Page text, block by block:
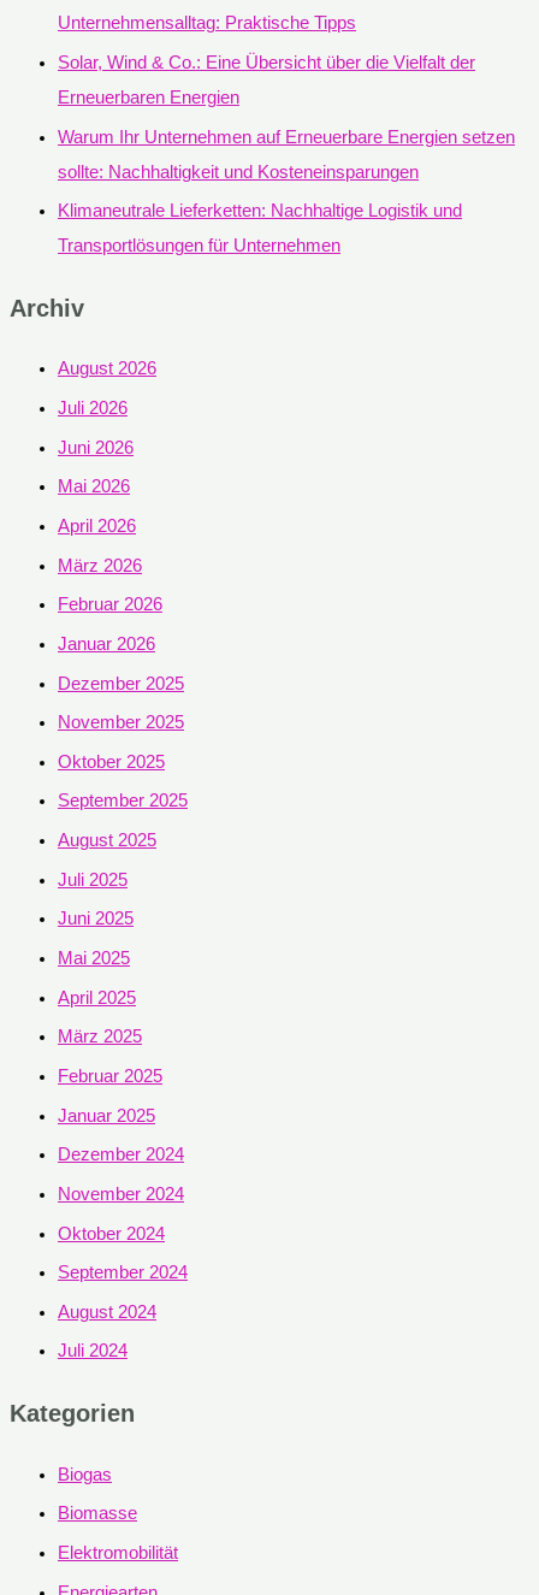
Unternehmensalltag: Praktische Tipps
Solar, Wind & Co.: Eine Übersicht über die Vielfalt der
Erneuerbaren Energien
Warum Ihr Unternehmen auf Erneuerbare Energien setzen
sollte: Nachhaltigkeit und Kosteneinsparungen
Klimaneutrale Lieferketten: Nachhaltige Logistik und
Transportlösungen für Unternehmen
Archiv
August 2026
Juli 2026
Juni 2026
Mai 2026
April 2026
März 2026
Februar 2026
Januar 2026
Dezember 2025
November 2025
Oktober 2025
September 2025
August 2025
Juli 2025
Juni 2025
Mai 2025
April 2025
März 2025
Februar 2025
Januar 2025
Dezember 2024
November 2024
Oktober 2024
September 2024
August 2024
Juli 2024
Kategorien
Biogas
Biomasse
Elektromobilität